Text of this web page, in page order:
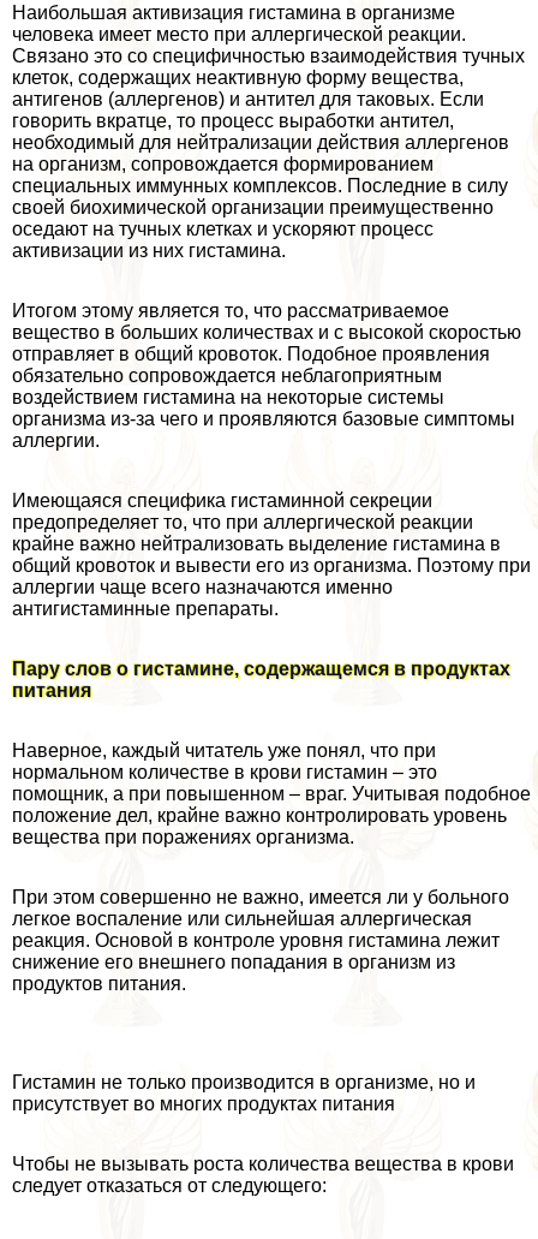
Наибольшая активизация гистамина в организме
человека имеет место при аллергической реакции.
Связано это со специфичностью взаимодействия тучных
клеток, содержащих неактивную форму вещества,
антигенов (аллергенов) и антител для таковых. Если
говорить вкратце, то процесс выработки антител,
необходимый для нейтрализации действия аллергенов
на организм, сопровождается формированием
специальных иммунных комплексов. Последние в силу
своей биохимической организации преимущественно
оседают на тучных клетках и ускоряют процесс
активизации из них гистамина.
Итогом этому является то, что рассматриваемое
вещество в больших количествах и с высокой скоростью
отправляет в общий кровоток. Подобное проявления
обязательно сопровождается нeблагоприятным
воздействием гистамина на некоторые системы
организма из-за чего и проявляются базовые симптомы
аллергии.
Имеющаяся специфика гистаминной секреции
предопределяет то, что при аллергической реакции
крайне важно нейтрализовать выделение гистамина в
общий кровоток и вывести его из организма. Поэтому при
аллергии чаще всего назначаются именно
антигистаминные препараты.
Пару слов о гистамине, содержащемся в продуктах
питания
Наверное, каждый читатель уже понял, что при
нормальном количестве в крови гистамин – это
помощник, а при повышенном – враг. Учитывая подобное
положение дел, крайне важно контролировать уровень
вещества при поражениях организма.
При этом совершенно не важно, имеется ли у больного
легкое воспаление или сильнейшая аллергическая
реакция. Основой в контроле уровня гистамина лежит
снижение его внешнего попадания в организм из
продуктов питания.
Гистамин не только производится в организме, но и
присутствует во многих продуктах питания
Чтобы не вызывать роста количества вещества в крови
следует отказаться от следующего: